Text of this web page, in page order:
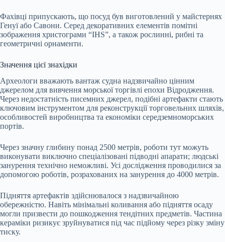
Фахівці припускають, що посуд був виготовлений у майстернях
Генуї або Савони. Серед декоративних елементів помітні
зображення христограми “IHS”, а також рослинні, рибні та
геометричні орнаменти.
Значення цієї знахідки
Археологи вважають вантаж судна надзвичайно цінним
джерелом для вивчення морської торгівлі епохи Відродження.
Через недостатність писемних джерел, подібні артефакти стають
ключовим інструментом для реконструкції торговельних шляхів,
особливостей виробництва та економіки середземноморських
портів.
Через значну глибину понад 2500 метрів, роботи тут можуть
виконувати виключно спеціалізовані підводні апарати; людські
занурення технічно неможливі. Усі дослідження проводилися за
допомогою роботів, розрахованих на занурення до 4000 метрів.
Підняття артефактів здійснювалося з надзвичайною
обережністю. Навіть мінімальні коливання або підняття осаду
могли призвести до пошкодження тендітних предметів. Частина
кераміки ризикує зруйнуватися під час підйому через різку зміну
тиску.